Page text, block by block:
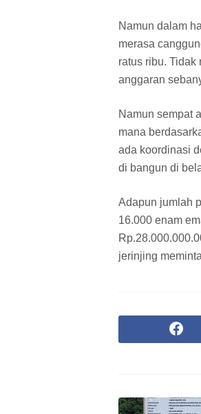
Namun dalam
merasa
ratus ribu.
anggaran
Namun sempat
mana
ada koordinasi
di bangun di
Adapun jumlah
16.000 enam
jerinjing